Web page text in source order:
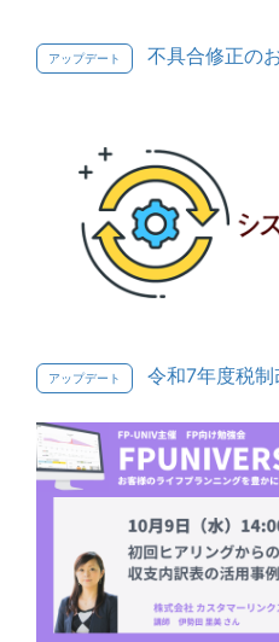
アップデート 不具合修正の
アップデート 令和7年度税